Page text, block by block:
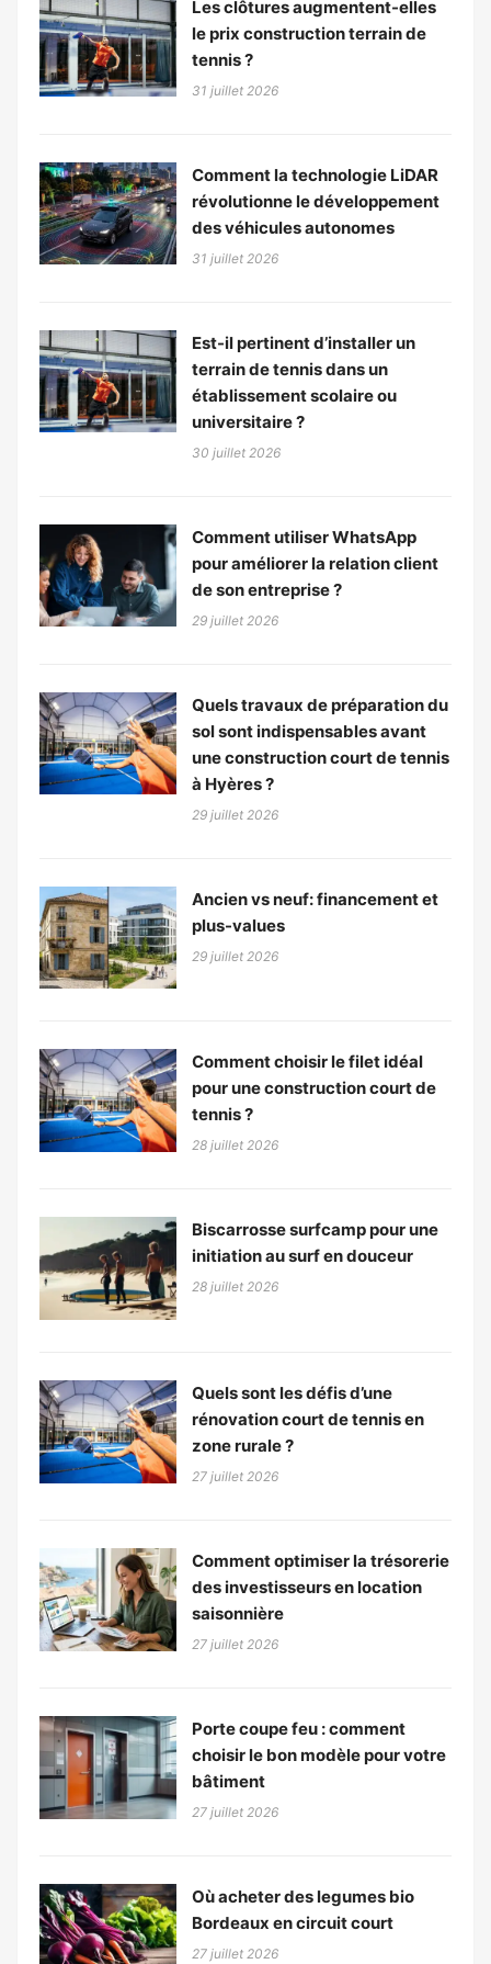
Les clôtures augmentent-elles
le prix construction terrain de
tennis ?
31 juillet 2026
Comment la technologie LiDAR
révolutionne le développement
des véhicules autonomes
31 juillet 2026
Est-il pertinent d’installer un
terrain de tennis dans un
établissement scolaire ou
universitaire ?
30 juillet 2026
Comment utiliser WhatsApp
pour améliorer la relation client
de son entreprise ?
29 juillet 2026
Quels travaux de préparation du
sol sont indispensables avant
une construction court de tennis
à Hyères ?
29 juillet 2026
Ancien vs neuf: financement et
plus-values
29 juillet 2026
Comment choisir le filet idéal
pour une construction court de
tennis ?
28 juillet 2026
Biscarrosse surfcamp pour une
initiation au surf en douceur
28 juillet 2026
Quels sont les défis d’une
rénovation court de tennis en
zone rurale ?
27 juillet 2026
Comment optimiser la trésorerie
des investisseurs en location
saisonnière
27 juillet 2026
Porte coupe feu : comment
choisir le bon modèle pour votre
bâtiment
27 juillet 2026
Où acheter des legumes bio
Bordeaux en circuit court
27 juillet 2026